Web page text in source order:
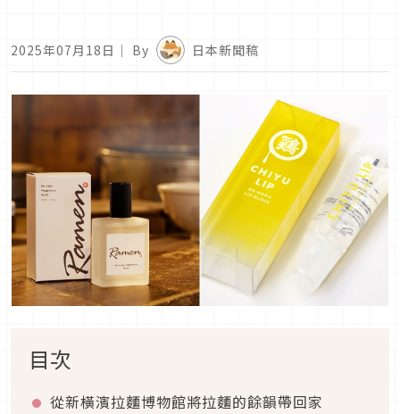
2025年07月18日 ｜ By 日本新聞稿
目次
從新橫濱拉麵博物館將拉麵的餘韻帶回家